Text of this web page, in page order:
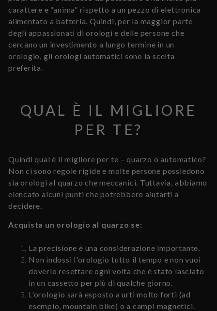
carattere e “anima” rispetto a un pezzo di elettronica
alimentato a batteria. Quindi, per la maggior parte
degli appassionati di orologi e delle persone che
cercano un investimento a lungo termine in un
orologio, gli orologi automatici sono la scelta
preferita.
QUAL È IL MIGLIORE
PER TE?
Quindi qual è il migliore per te – quarzo o automatico?
Non ci sono regole rigide e molte persone possiedono
sia orologi al quarzo che meccanici. Tuttavia, abbiamo
elencato alcuni punti che potrebbero aiutarti a
decidere.
Acquista un orologio al quarzo se:
La precisione è una considerazione importante.
Non indossi l'orologio tutto il tempo e non vuoi
doverlo resettare ogni volta che è stato lasciato
in un cassetto per più di qualche giorno.
L'orologio sarà esposto a urti molto forti (ad
esempio, mountain bike) o a campi magnetici.